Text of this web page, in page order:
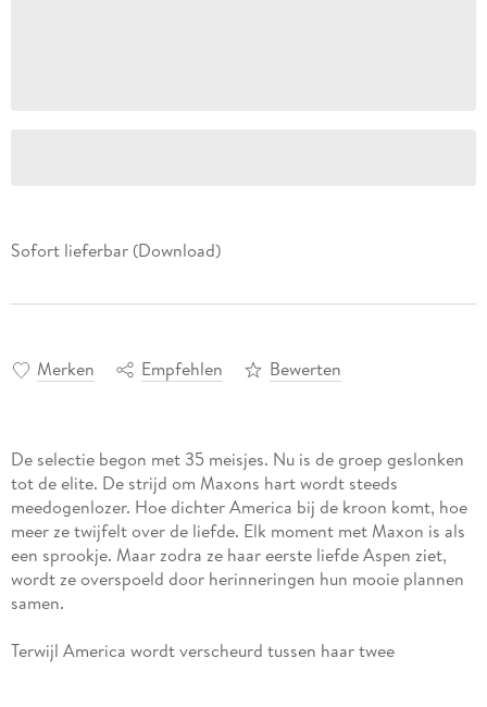
Sofort lieferbar (Download)
Merken Empfehlen Bewerten
De selectie begon met 35 meisjes. Nu is de groep geslonken
tot de elite. De strijd om Maxons hart wordt steeds
meedogenlozer. Hoe dichter America bij de kroon komt, hoe
meer ze twijfelt over de liefde. Elk moment met Maxon is als
een sprookje. Maar zodra ze haar eerste liefde Aspen ziet,
wordt ze overspoeld door herinneringen hun mooie plannen
Terwijl America wordt verscheurd tussen haar twee